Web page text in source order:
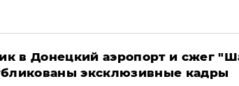
в Донецкий аэропорт и сжег
эксклюзивные кадры